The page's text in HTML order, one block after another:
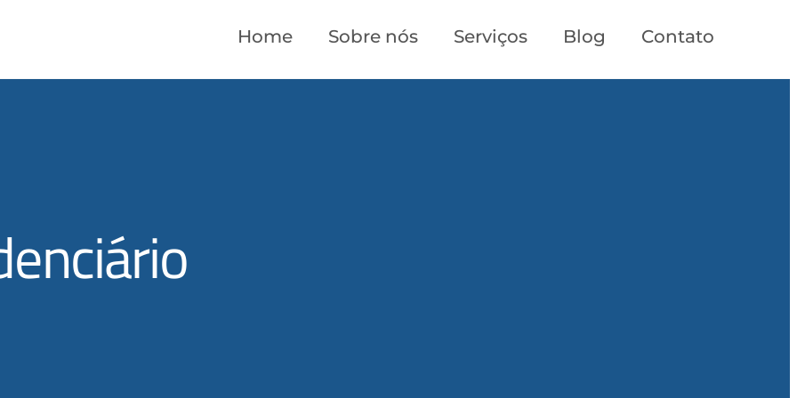
Home Sobre nós Serviços Blog Contato